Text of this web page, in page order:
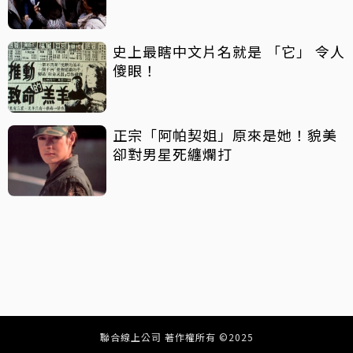
史上最瞎中文片名就是 「它」 令人
傻眼！
正宗「阿帕契姐」原來是她！貌美
卻對男星死纏爛打
聯合線上公司 著作權所有 ©2025